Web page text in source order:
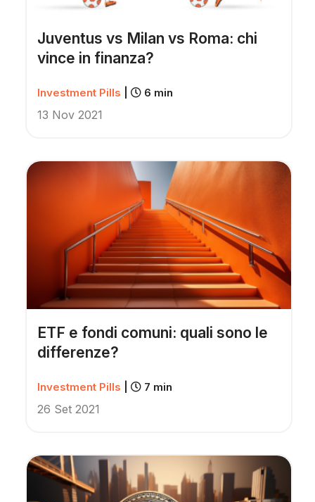
Juventus vs Milan vs Roma: chi
vince in finanza?
Investment Pills 6 min
13 Nov 2021
ETF e fondi comuni: quali sono le
differenze?
Investment Pills 7 min
26 Set 2021